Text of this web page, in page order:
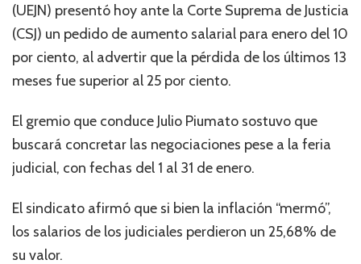
(UEJN) presentó hoy ante la Corte Suprema de Justicia
(CSJ) un pedido de aumento salarial para enero del 10
por ciento, al advertir que la pérdida de los últimos 13
meses fue superior al 25 por ciento.
El gremio que conduce Julio Piumato sostuvo que
buscará concretar las negociaciones pese a la feria
judicial, con fechas del 1 al 31 de enero.
El sindicato afirmó que si bien la inflación “mermó”,
los salarios de los judiciales perdieron un 25,68% de
su valor.